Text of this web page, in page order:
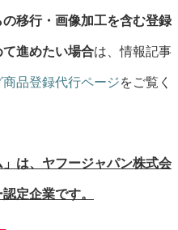
移行・画像加工を含む登録
進めたい場合は、情報記事
品登録代行ページをご覧く
は、ヤフージャパン株式会
定企業です。